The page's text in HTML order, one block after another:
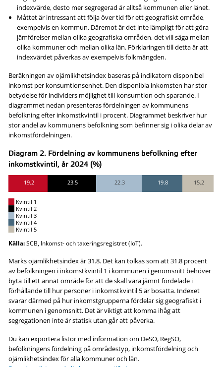
indexvärde, desto mer segregerad är alltså kommunen eller länet.
Måttet är intressant att följa över tid för ett geografiskt område,
exempelvis en kommun. Däremot är det inte lämpligt för att göra
jämförelser mellan olika geografiska områden, det vill säga mellan
olika kommuner och mellan olika län. Förklaringen till detta är att
indexvärdet påverkas av exempelvis folkmängden.
Beräkningen av ojämlikhetsindex baseras på indikatorn disponibel
inkomst per konsumtionsenhet. Den disponibla inkomsten har stor
betydelse för individers möjlighet till konsumtion och sparande. I
diagrammet nedan presenteras fördelningen av kommunens
befolkning efter inkomstkvintil i procent. Diagrammet beskriver hur
stor andel av kommunens befolkning som befinner sig i olika delar av
inkomstfördelningen.
Diagram 2. Fördelning av kommunens befolkning efter
inkomstkvintil, år 2024 (%)
19.2 23.5 22.3 19.8 15.2
Kvintil 1
Kvintil 2
Kvintil 3
Kvintil 4
Kvintil 5
Källa:SCB, Inkomst- och taxeringsregistret (IoT).
Marks ojämlikhetsindex är 31.8. Det kan tolkas som att 31.8 procent
av befolkningen i inkomstkvintil 1 i kommunen i genomsnitt behöver
byta till ett annat område för att de skall vara jämnt fördelade i
förhållande till hur personer i inkomstkvintil 5 är bosatta. Indexet
svarar därmed på hur inkomstgrupperna fördelar sig geografiskt i
kommunen i genomsnitt. Det är viktigt att komma ihåg att
segregationen inte är statisk utan går att påverka.
Du kan exportera listor med information om DeSO, RegSO,
befolkningens fördelning på områdestyp, inkomstfördelning och
ojämlikhetsindex för alla kommuner och län.